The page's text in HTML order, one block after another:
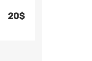
20$